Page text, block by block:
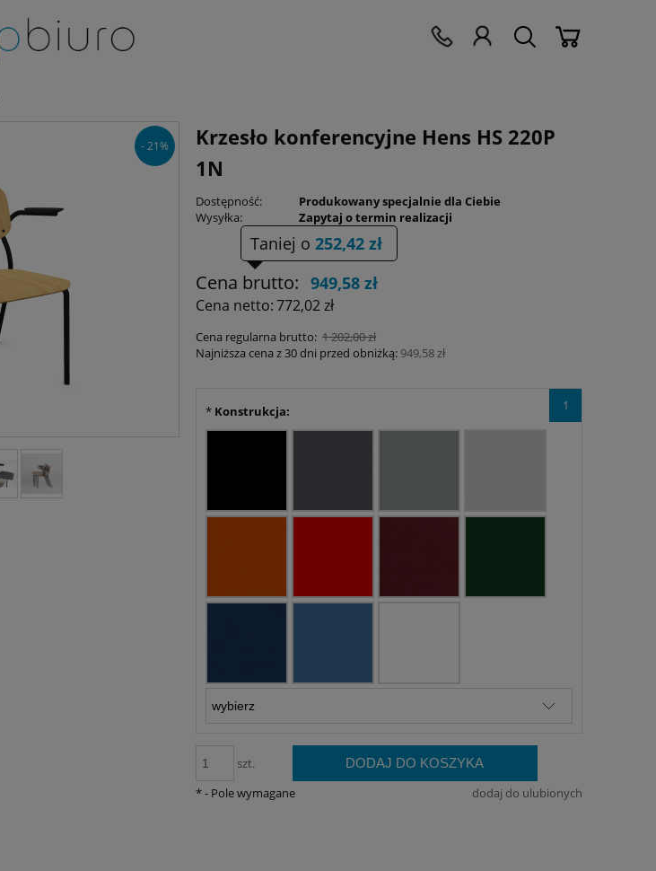
Krzesło konferencyjne Hens HS 220P
1N
- 21%
Dostępność:
Produkowany specjalnie dla Ciebie
Wysyłka:
Zapytaj o termin realizacji
Taniej o252,42 zł
Cena brutto: 949,58 zł
Cena netto:772,02 zł
Cena regularna brutto: 1 202,00 zł
Najniższa cena z 30 dni przed obniżką: 949,58 zł
1
* Konstrukcja:
szt. DODAJ DO KOSZYKA
dodaj do ulubionych
*- Pole wymagane